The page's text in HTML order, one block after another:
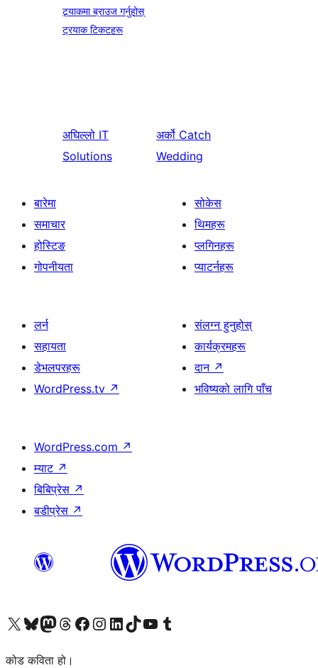
ट्र्याकमा ब्राउज गर्नुहोस्
ट्रयाक टिकटहरू
अघिल्लो IT
Solutions
अर्को Catch
Wedding
बारेमा
समाचार
होस्टिङ
गोपनीयता
सोकेस
थिमहरू
प्लगिनहरू
प्याटर्नहरू
लर्न
सहायता
डेभलपरहरू
WordPress.tv ↗
संलग्न हुनुहोस्
कार्यक्रमहरू
दान ↗
भविष्यको लागि पाँच
WordPress.com ↗
म्याट ↗
बिबिप्रेस ↗
बडीप्रेस ↗
हाम्रो X (पहिले ट्विटर) खातामा जानुहोस्
हाम्रो Bluesky खाता भ्रमण गर्नुहोस्
हाम्रो म्यास्टोडन खाता भ्रमण गर्नुहोस्
हाम्रो थ्रेड्स खातामा जानुहोस्
हाम्रो फेसबुक पेजमा जानुहोस्
हाम्रो इन्स्टाग्राम खातामा जानुहोस्
हाम्रो लिङ्क्डइन खातामा जानुहोस्
हाम्रो TikTok खाता भ्रमण गर्नुहोस्
हाम्रो युट्युब च्यानलमा जानुहोस्
हाम्रो टम्बलर खाता भ्रमण गर्नुहोस्
कोड कविता हो।